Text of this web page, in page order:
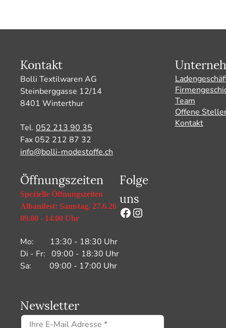
Kontakt
Bolli Textilwaren AG
Steinberggasse 12/14
8401 Winterthur
Tel. 052 213 90 35
Fax 052 212 87 32
info@bolli-modestoffe.ch
Öffnungszeiten
Spezielle Öffnungszeiten
Albanifest: Samstag, 27.6.26
09.00 - 14.00 Uhr
Mo: 13:30 - 18:30 Uhr
Di - Fr: 09:00 - 18:30 Uhr
Sa: 09:00 - 17:00 Uhr
Folge
uns
Facebook
Instagram
Newsletter
Team
Offene
Kontakt